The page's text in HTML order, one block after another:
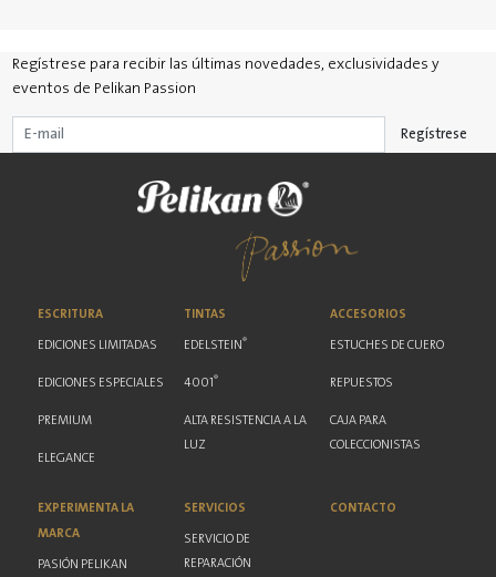
Regístrese para recibir las últimas novedades, exclusividades y
eventos de Pelikan Passion
Regístrese
ESCRITURA
EDICIONES LIMITADAS
EDICIONES ESPECIALES
PREMIUM
ELEGANCE
TINTAS
EDELSTEIN®
4001®
ALTA RESISTENCIA A LA
LUZ
ACCESORIOS
ESTUCHES DE CUERO
REPUESTOS
CAJA PARA
COLECCIONISTAS
EXPERIMENTA LA
MARCA
PASIÓN PELIKAN
SERVICIOS
SERVICIO DE
REPARACIÓN
CONTACTO